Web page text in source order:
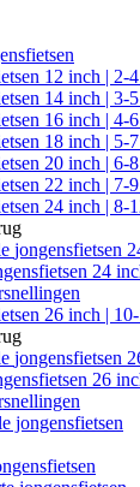
12 inch | 2-
14 inch | 3-
16 inch | 4-
18 inch | 5-
20 inch | 6-
22 inch | 7-
24 inch | 8-
jongensfietsen
24
26 inch |
jongensfietsen
26
jongensfietsen